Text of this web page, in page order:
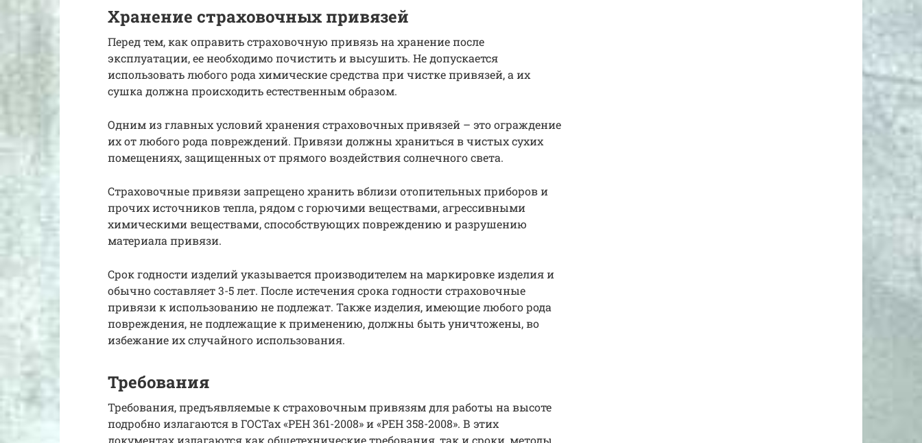
Хранение страховочных привязей
Перед тем, как оправить страховочную привязь на хранение после
эксплуатации, ее необходимо почистить и высушить. Не допускается
использовать любого рода химические средства при чистке привязей, а их
сушка должна происходить естественным образом.
Одним из главных условий хранения страховочных привязей – это ограждение
их от любого рода повреждений. Привязи должны храниться в чистых сухих
помещениях, защищенных от прямого воздействия солнечного света.
Страховочные привязи запрещено хранить вблизи отопительных приборов и
прочих источников тепла, рядом с горючими веществами, агрессивными
химическими веществами, способствующих повреждению и разрушению
материала привязи.
Срок годности изделий указывается производителем на маркировке изделия и
обычно составляет 3-5 лет. После истечения срока годности страховочные
привязи к использованию не подлежат. Также изделия, имеющие любого рода
повреждения, не подлежащие к применению, должны быть уничтожены, во
избежание их случайного использования.
Требования
Требования, предъявляемые к страховочным привязям для работы на высоте
подробно излагаются в ГОСТах «РЕН 361-2008» и «РЕН 358-2008». В этих
документах излагаются как общетехнические требования, так и сроки, методы